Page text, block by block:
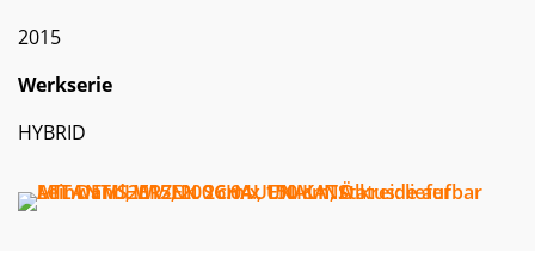
2015
Werkserie
HYBRID